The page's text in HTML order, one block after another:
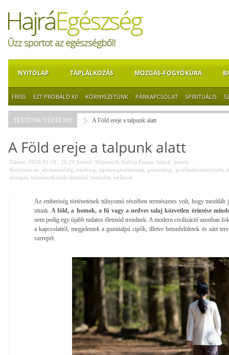
NYITÓLAP TÁPLÁLKOZÁS MOZGÁS-FOGYÓKÚRA
FRISS EZT PRÓBÁLD KI! KÖRNYEZETÜNK PÁRKAPCSOLAT SPIRITUÁLIS
TESTÜNK VÉDELME A Föld ereje a talpunk alatt
A Föld ereje a talpunk alatt
Dátum: 2026.05.10., 20:29 Szerző: Majernyik Szilvia Forrás: képek: pexels
Kulcsszavak: alvásminőség earthing egészségtudatosság grounding gyulladáscsökkentés
mozgás természetközeli életmód testtudat wellness
Az emberiség történetének túlnyomó részében természetes volt, hogy
utunk. A föld, a homok, a fű vagy a nedves talaj közvetlen érintése
nem pedig egy újabb tudatos életmód trendnek. A modern civilizáció azonban
a kapcsolattól, megjelentek a gumitalpú cipők, illetve betonfelületek és zárt
szerepét.